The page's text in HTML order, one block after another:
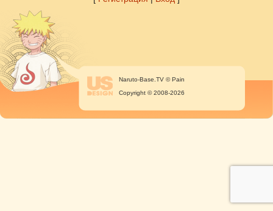
Naruto-Base.TV © Pain
Copyright © 2008-2026